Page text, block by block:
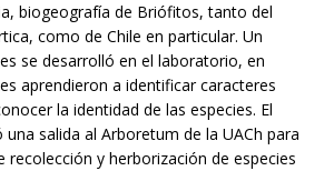
biogeografía de Briófitos, tanto del
como de Chile en particular. Un
se desarrolló en el laboratorio, en
aprendieron a identificar caracteres
la identidad de las especies. El
salida al Arboretum de la UACh para
recolección y herborización de especies